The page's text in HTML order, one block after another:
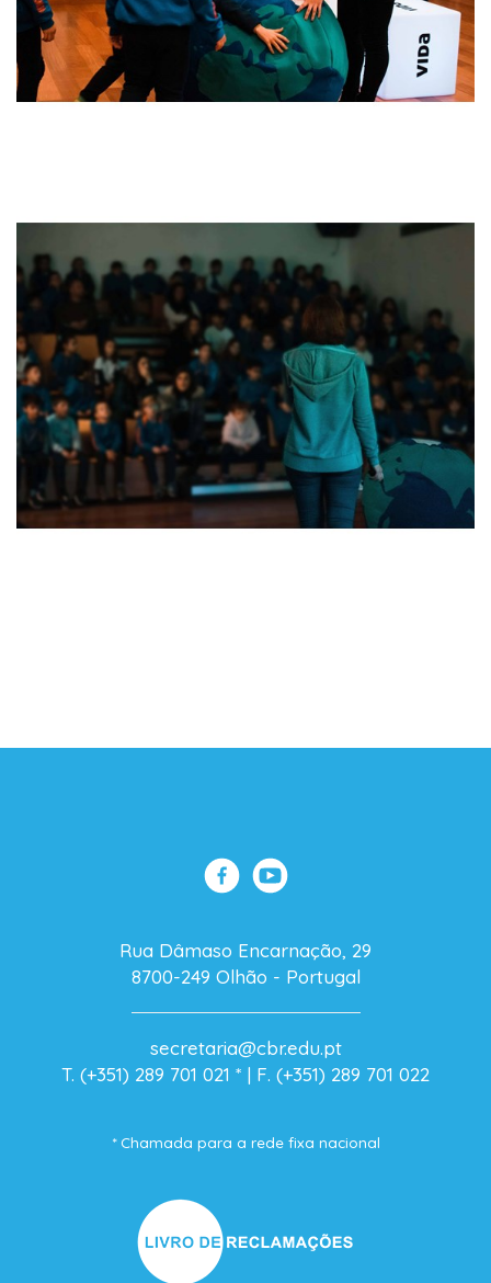
Rua Dâmaso Encarnação, 29
8700-249 Olhão - Portugal
secretaria@cbr.edu.pt
T. (+351) 289 701 021 * | F. (+351) 289 701 022
* Chamada para a rede fixa nacional